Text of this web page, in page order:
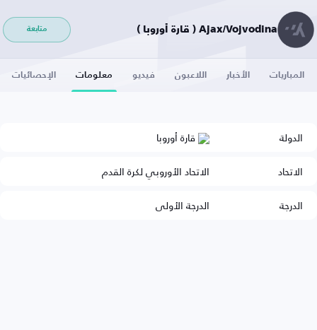
Ajax/Vojvodina ( قارة أوروبا ) متابعة
المباريات الأخبار اللاعبون فيديو معلومات الإحصائيات
الدولة
قارة أوروبا
الاتحاد
الاتحاد الأوروبي لكرة القدم
الدرجة
الدرجة الأولى